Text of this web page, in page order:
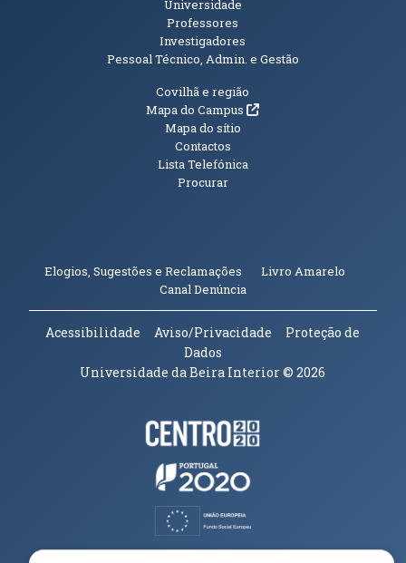
Universidade
Professores
Investigadores
Pessoal Técnico, Admin. e Gestão
Informações Adicionais
Covilhã e região
Mapa do Campus(abre em nova janela)
Mapa do sítio
Contactos
Lista Telefónica
Procurar
Elogios, Sugestões e Reclamações Livro Amarelo
Canal Denúncia(abre em nova janela)
Acessibilidade Aviso/Privacidade
Proteção de
Dados
Universidade da Beira Interior© 2026
Parceiros e Financiadores